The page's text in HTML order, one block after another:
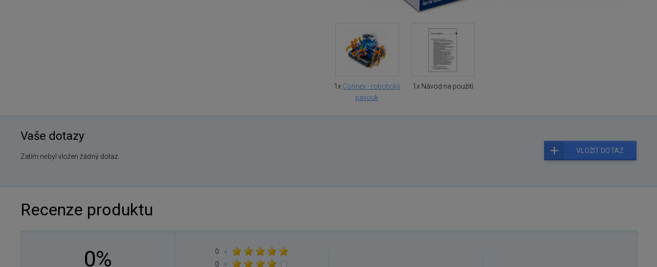
1x Connex - robotický
pavouk
1x Návod na použití
Vaše dotazy
VLOŽIT DOTAZ
Zatím nebyl vložen žádný dotaz.
Recenze produktu
0% 0
×
0
×